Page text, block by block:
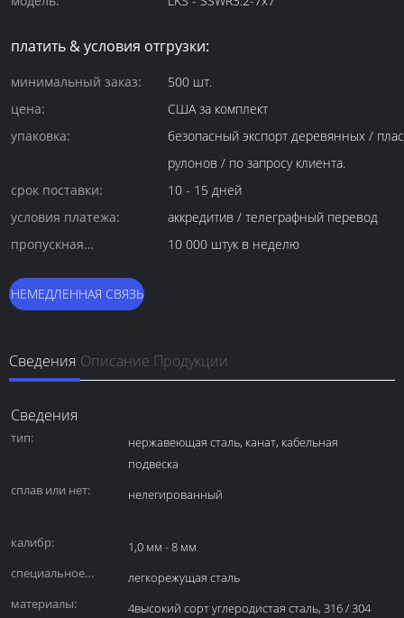
платить & условия отгрузки:
минимальный заказ:
500 шт.
цена:
США за комплект
упаковка:
безопасный экспорт деревянных /
рулонов / по запросу клиента.
срок поставки:
10 - 15 дней
условия платежа:
аккредитив / телеграфный перевод
пропускная
10 000 штук в неделю
НЕМЕДЛЕННАЯ СВЯЗЬ
Сведения Описание Продукции
Сведения
тип:
нержавеющая сталь, канат, кабельная
подвеска
сплав или нет:
нелегированный
калибр:
1,0 мм - 8 мм
специальное
легкорежущая сталь
материалы:
4высокий сорт углеродистая сталь, 316 / 304